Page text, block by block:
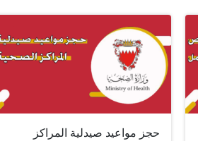
حجز مواعيد صيدلية المراكز